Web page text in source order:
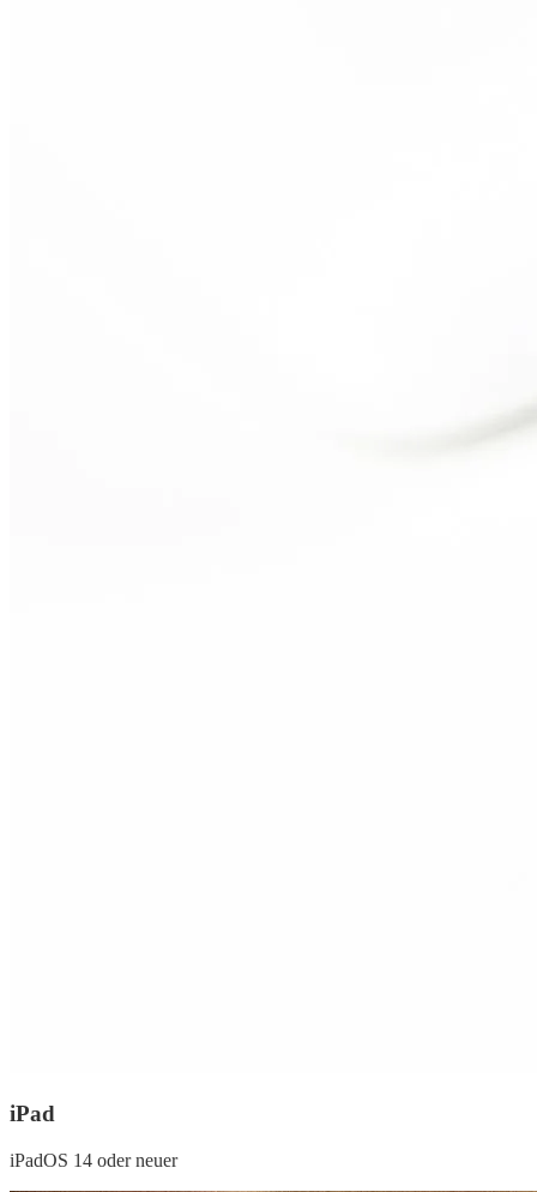
iPad
iPadOS 14 oder neuer